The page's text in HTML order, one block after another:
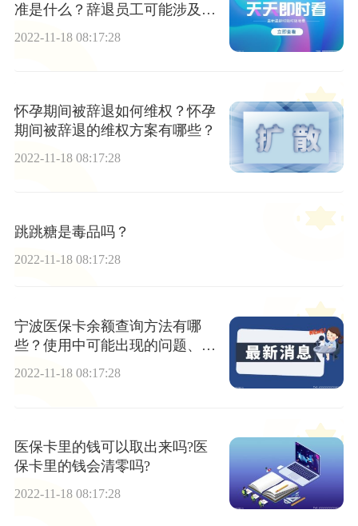
准是什么？辞退员工可能涉及非
2022-11-18 08:17:28
怀孕期间被辞退如何维权？怀孕
期间被辞退的维权方案有哪些？
2022-11-18 08:17:28
跳跳糖是毒品吗？
2022-11-18 08:17:28
宁波医保卡余额查询方法有哪
些？使用中可能出现的问题、原
因及处理办法
2022-11-18 08:17:28
医保卡里的钱可以取出来吗?医
保卡里的钱会清零吗?
2022-11-18 08:17:28